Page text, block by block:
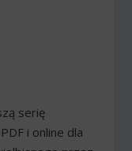
serię
i online dla